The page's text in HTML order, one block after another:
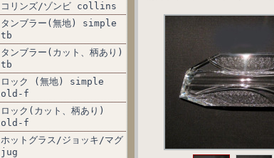
コリンズ/ゾンビ collins
タンブラー(無地) simple
tb
タンブラー(カット、柄あり)
tb
ロック (無地) simple
old-f
ロック(カット、柄あり)
old-f
ホットグラス/ジョッキ/マグ
jug